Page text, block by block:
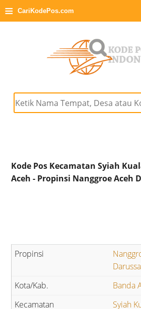
≡ CariKodePos.com
Kode Pos Kecamatan Syiah
Aceh - Propinsi Nanggroe Aceh
Banda
Syiah